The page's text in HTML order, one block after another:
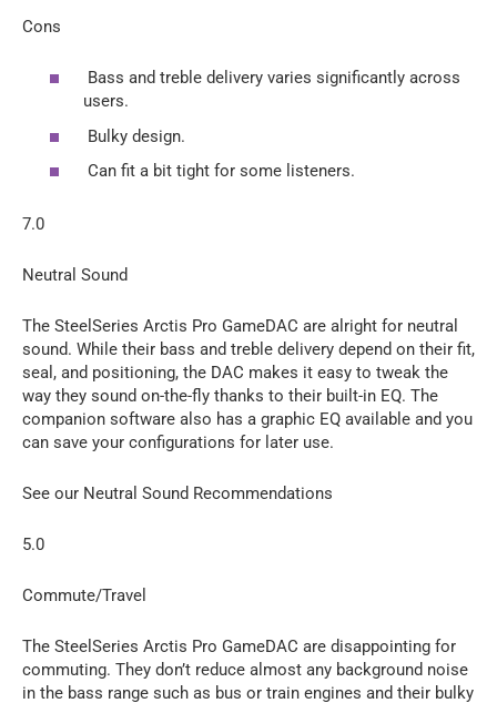
Cons
Bass and treble delivery varies significantly across
users.
Bulky design.
Can fit a bit tight for some listeners.
7.0
Neutral Sound
The SteelSeries Arctis Pro GameDAC are alright for neutral
sound. While their bass and treble delivery depend on their fit,
seal, and positioning, the DAC makes it easy to tweak the
way they sound on-the-fly thanks to their built-in EQ. The
companion software also has a graphic EQ available and you
can save your configurations for later use.
See our Neutral Sound Recommendations
5.0
Commute/Travel
The SteelSeries Arctis Pro GameDAC are disappointing for
commuting. They don’t reduce almost any background noise
in the bass range such as bus or train engines and their bulky